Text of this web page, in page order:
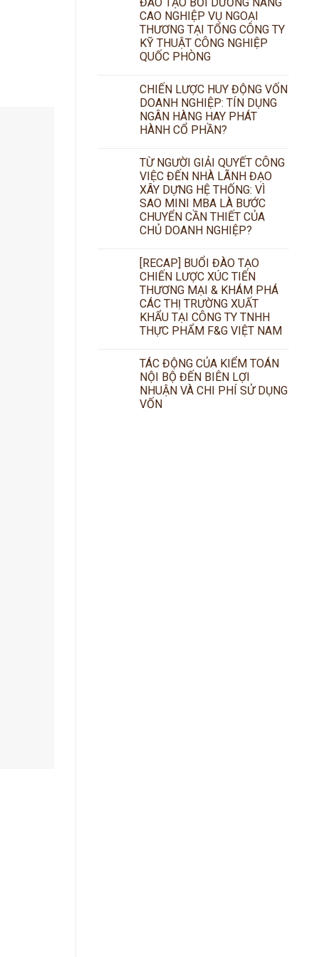
CAO NGHIỆP VỤ NGOẠI
THƯƠNG TẠI TỔNG CÔNG TY
KỸ THUẬT CÔNG NGHIỆP
QUỐC PHÒNG
CHIẾN LƯỢC HUY ĐỘNG VỐN
DOANH NGHIỆP: TÍN DỤNG
NGÂN HÀNG HAY PHÁT
HÀNH CỔ PHẦN?
TỪ NGƯỜI GIẢI QUYẾT CÔNG
VIỆC ĐẾN NHÀ LÃNH ĐẠO
XÂY DỰNG HỆ THỐNG: VÌ
SAO MINI MBA LÀ BƯỚC
CHUYỂN CẦN THIẾT CỦA
CHỦ DOANH NGHIỆP?
[RECAP] BUỔI ĐÀO TẠO
CHIẾN LƯỢC XÚC TIẾN
THƯƠNG MẠI & KHÁM PHÁ
CÁC THỊ TRƯỜNG XUẤT
KHẨU TẠI CÔNG TY TNHH
THỰC PHẨM F&G VIỆT NAM
TÁC ĐỘNG CỦA KIỂM TOÁN
NỘI BỘ ĐẾN BIÊN LỢI
NHUẬN VÀ CHI PHÍ SỬ DỤNG
VỐN